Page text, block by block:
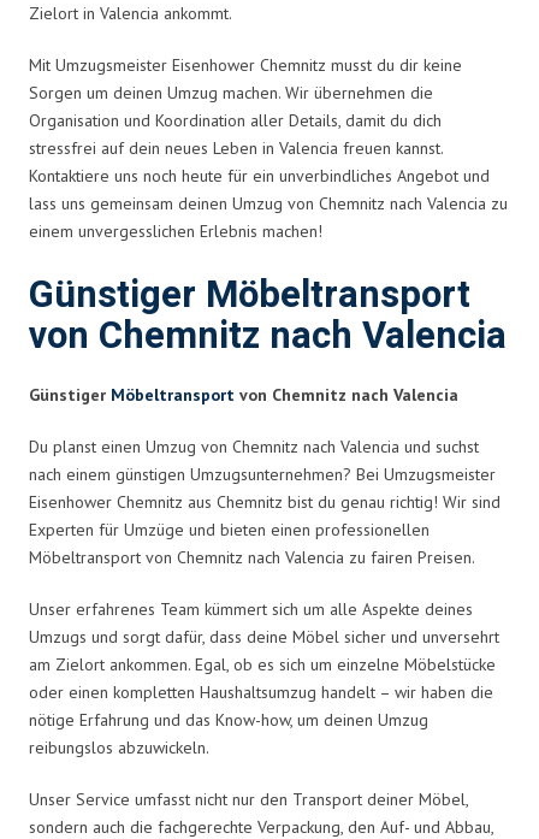
Zielort in Valencia ankommt.
Mit Umzugsmeister Eisenhower Chemnitz musst du dir keine
Sorgen um deinen Umzug machen. Wir übernehmen die
Organisation und Koordination aller Details, damit du dich
stressfrei auf dein neues Leben in Valencia freuen kannst.
Kontaktiere uns noch heute für ein unverbindliches Angebot und
lass uns gemeinsam deinen Umzug von Chemnitz nach Valencia zu
einem unvergesslichen Erlebnis machen!
Günstiger Möbeltransport
von Chemnitz nach Valencia
Günstiger Möbeltransport von Chemnitz nach Valencia
Du planst einen Umzug von Chemnitz nach Valencia und suchst
nach einem günstigen Umzugsunternehmen? Bei Umzugsmeister
Eisenhower Chemnitz aus Chemnitz bist du genau richtig! Wir sind
Experten für Umzüge und bieten einen professionellen
Möbeltransport von Chemnitz nach Valencia zu fairen Preisen.
Unser erfahrenes Team kümmert sich um alle Aspekte deines
Umzugs und sorgt dafür, dass deine Möbel sicher und unversehrt
am Zielort ankommen. Egal, ob es sich um einzelne Möbelstücke
oder einen kompletten Haushaltsumzug handelt – wir haben die
nötige Erfahrung und das Know-how, um deinen Umzug
reibungslos abzuwickeln.
Unser Service umfasst nicht nur den Transport deiner Möbel,
sondern auch die fachgerechte Verpackung, den Auf- und Abbau,